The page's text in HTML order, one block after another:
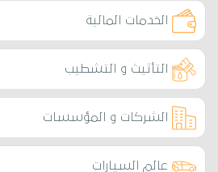
الخدمات المالية
التأثيث و التشطيب
الشركات و المؤسسات
عالم السيارات